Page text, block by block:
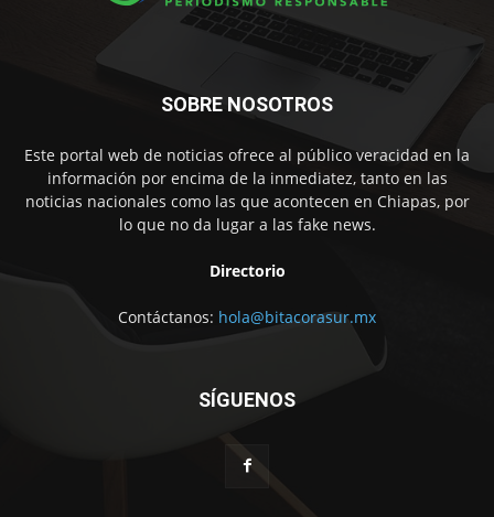
SOBRE NOSOTROS
Este portal web de noticias ofrece al público veracidad en la
información por encima de la inmediatez, tanto en las
noticias nacionales como las que acontecen en Chiapas, por
lo que no da lugar a las fake news.
Directorio
Contáctanos: hola@bitacorasur.mx
SÍGUENOS